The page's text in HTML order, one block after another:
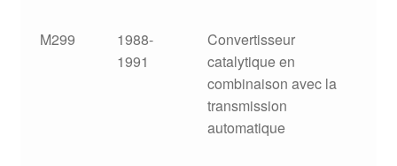
M299
1988-
1991
Convertisseur
catalytique en
combinaison avec la
transmission
automatique